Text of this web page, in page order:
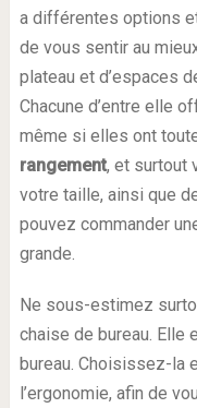
a différentes options
de vous sentir au
plateau et d’espaces
Chacune d’entre elle
même si elles ont
rangement, et surtout
votre taille, ainsi que
pouvez commander
grande.
Ne sous-estimez
chaise de bureau. Elle
bureau. Choisissez-la
l’ergonomie, afin de